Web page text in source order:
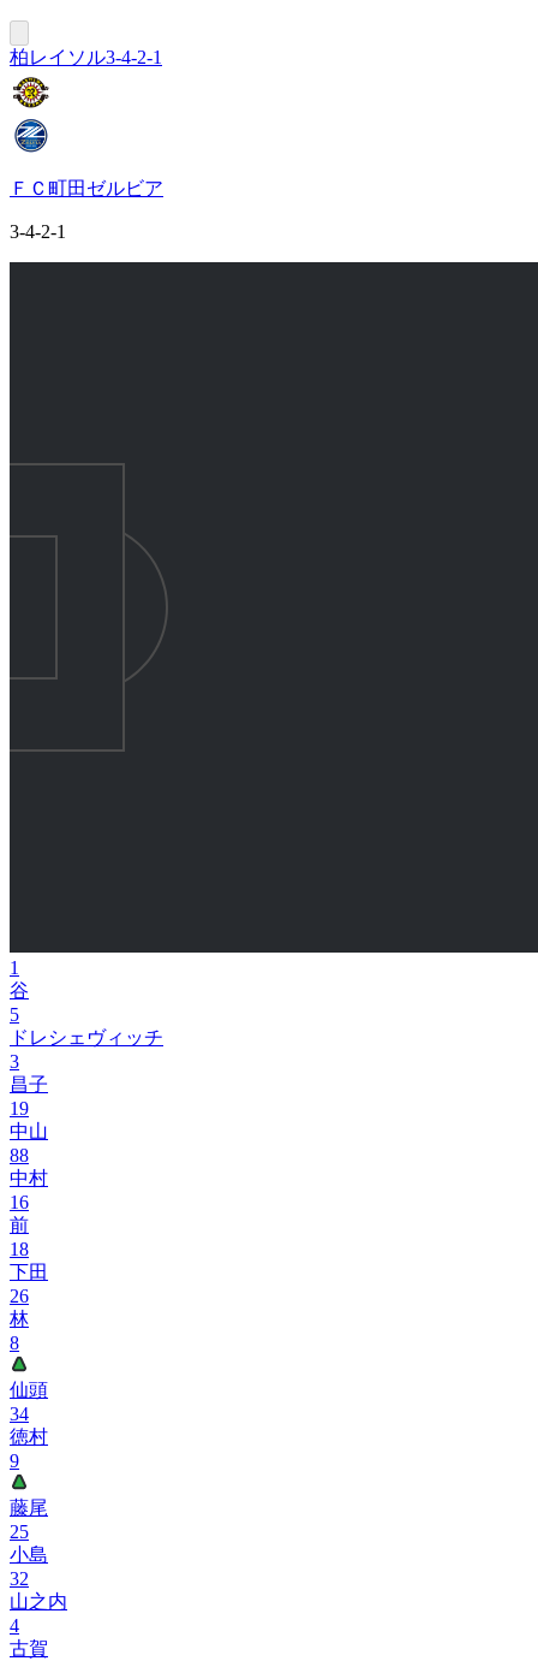
柏レイソル3-4-2-1
ＦＣ町田ゼルビア
3-4-2-1
1
谷
5
ドレシェヴィッチ
3
昌子
19
中山
88
中村
16
前
18
下田
26
林
8
仙頭
34
徳村
9
藤尾
25
小島
32
山之内
4
古賀